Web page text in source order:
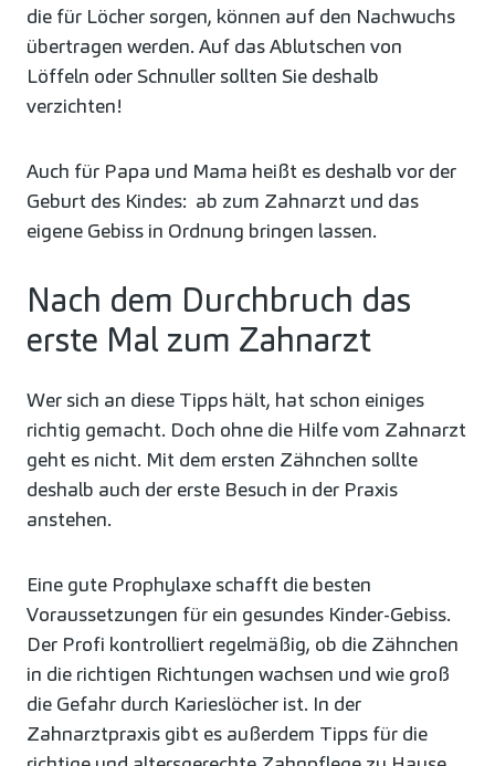
die für Löcher sorgen, können auf den Nachwuchs
übertragen werden. Auf das Ablutschen von
Löffeln oder Schnuller sollten Sie deshalb
verzichten!
Auch für Papa und Mama heißt es deshalb vor der
Geburt des Kindes: ab zum Zahnarzt und das
eigene Gebiss in Ordnung bringen lassen.
Nach dem Durchbruch das
erste Mal zum Zahnarzt
Wer sich an diese Tipps hält, hat schon einiges
richtig gemacht. Doch ohne die Hilfe vom Zahnarzt
geht es nicht. Mit dem ersten Zähnchen sollte
deshalb auch der erste Besuch in der Praxis
anstehen.
Eine gute Prophylaxe schafft die besten
Voraussetzungen für ein gesundes Kinder-Gebiss.
Der Profi kontrolliert regelmäßig, ob die Zähnchen
in die richtigen Richtungen wachsen und wie groß
die Gefahr durch Karieslöcher ist. In der
Zahnarztpraxis gibt es außerdem Tipps für die